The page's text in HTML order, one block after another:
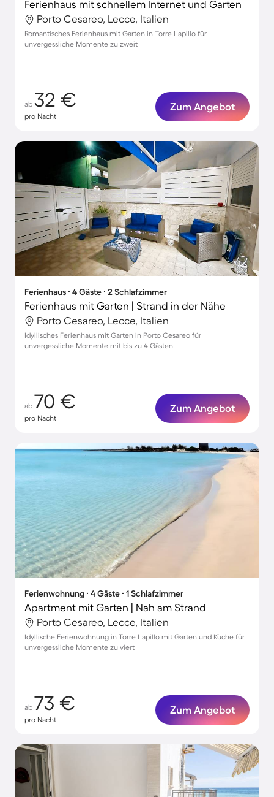
Ferienhaus mit schnellem Internet und Garten
Porto Cesareo, Lecce, Italien
Romantisches Ferienhaus mit Garten in Torre Lapillo für
unvergessliche Momente zu zweit
ab 32 €
pro Nacht
Zum Angebot
Ferienhaus ∙ 4 Gäste ∙ 2 Schlafzimmer
Ferienhaus mit Garten | Strand in der Nähe
Porto Cesareo, Lecce, Italien
Idyllisches Ferienhaus mit Garten in Porto Cesareo für
unvergessliche Momente mit bis zu 4 Gästen
ab 70 €
pro Nacht
Zum Angebot
Ferienwohnung ∙ 4 Gäste ∙ 1 Schlafzimmer
Apartment mit Garten | Nah am Strand
Porto Cesareo, Lecce, Italien
Idyllische Ferienwohnung in Torre Lapillo mit Garten und Küche für
unvergessliche Momente zu viert
ab 73 €
pro Nacht
Zum Angebot